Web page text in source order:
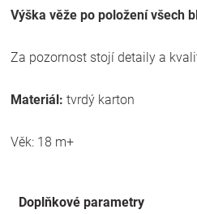
Výška věže po položení všech
Za pozornost stojí detaily a
Materiál: tvrdý karton
Věk: 18 m+
Doplňkové parametry